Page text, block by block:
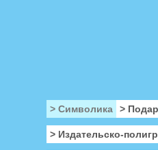
> Символика >
> Издательско-